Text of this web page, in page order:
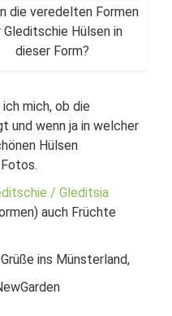
die veredelten Formen
Gleditschie Hülsen in
dieser Form?
mich, ob die
und wenn ja in welcher
Hülsen
/ Gleditsia
auch Früchte
ins Münsterland,